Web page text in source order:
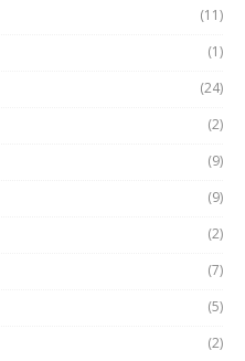
(11)
(1)
(24)
(2)
(9)
(9)
(2)
(7)
(5)
(2)